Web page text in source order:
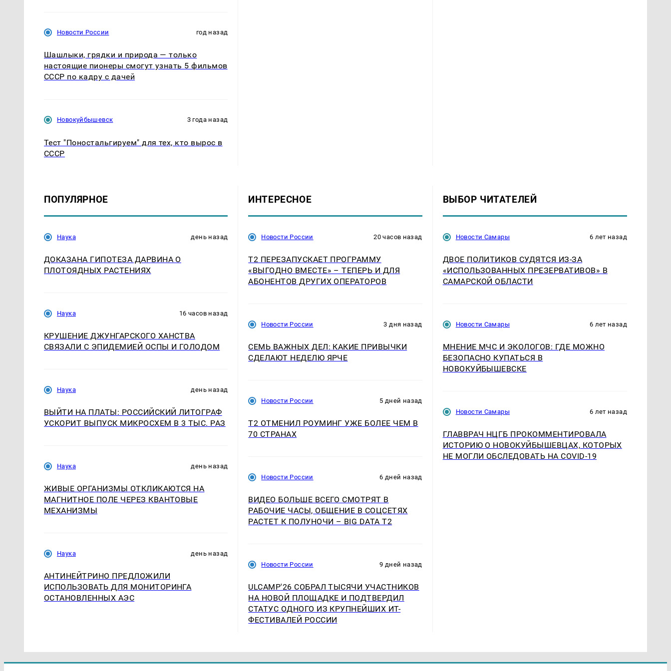
Новости России год назад
Шашлыки, грядки и природа — только
настоящие пионеры смогут узнать 5 фильмов
СССР по кадру с дачей
Новокуйбышевск 3 года назад
Тест "Поностальгируем" для тех, кто вырос в
СССР
ПОПУЛЯРНОЕ
Наука день назад
ДОКАЗАНА ГИПОТЕЗА ДАРВИНА О
ПЛОТОЯДНЫХ РАСТЕНИЯХ
Наука 16 часов назад
КРУШЕНИЕ ДЖУНГАРСКОГО ХАНСТВА
СВЯЗАЛИ С ЭПИДЕМИЕЙ ОСПЫ И ГОЛОДОМ
Наука день назад
ВЫЙТИ НА ПЛАТЫ: РОССИЙСКИЙ ЛИТОГРАФ
УСКОРИТ ВЫПУСК МИКРОСХЕМ В 3 ТЫС. РАЗ
Наука день назад
ЖИВЫЕ ОРГАНИЗМЫ ОТКЛИКАЮТСЯ НА
МАГНИТНОЕ ПОЛЕ ЧЕРЕЗ КВАНТОВЫЕ
МЕХАНИЗМЫ
Наука день назад
АНТИНЕЙТРИНО ПРЕДЛОЖИЛИ
ИСПОЛЬЗОВАТЬ ДЛЯ МОНИТОРИНГА
ОСТАНОВЛЕННЫХ АЭС
ИНТЕРЕСНОЕ
Новости России 20 часов назад
Т2 ПЕРЕЗАПУСКАЕТ ПРОГРАММУ
«ВЫГОДНО ВМЕСТЕ» – ТЕПЕРЬ И ДЛЯ
АБОНЕНТОВ ДРУГИХ ОПЕРАТОРОВ
Новости России 3 дня назад
СЕМЬ ВАЖНЫХ ДЕЛ: КАКИЕ ПРИВЫЧКИ
СДЕЛАЮТ НЕДЕЛЮ ЯРЧЕ
Новости России 5 дней назад
Т2 ОТМЕНИЛ РОУМИНГ УЖЕ БОЛЕЕ ЧЕМ В
70 СТРАНАХ
Новости России 6 дней назад
ВИДЕО БОЛЬШЕ ВСЕГО СМОТРЯТ В
РАБОЧИЕ ЧАСЫ, ОБЩЕНИЕ В СОЦСЕТЯХ
РАСТЕТ К ПОЛУНОЧИ – BIG DATA T2
Новости России 9 дней назад
ULCAMP'26 СОБРАЛ ТЫСЯЧИ УЧАСТНИКОВ
НА НОВОЙ ПЛОЩАДКЕ И ПОДТВЕРДИЛ
СТАТУС ОДНОГО ИЗ КРУПНЕЙШИХ ИТ-
ФЕСТИВАЛЕЙ РОССИИ
ВЫБОР ЧИТАТЕЛЕЙ
Новости Самары 6 лет назад
ДВОЕ ПОЛИТИКОВ СУДЯТСЯ ИЗ-ЗА
«ИСПОЛЬЗОВАННЫХ ПРЕЗЕРВАТИВОВ» В
САМАРСКОЙ ОБЛАСТИ
Новости Самары 6 лет назад
МНЕНИЕ МЧС И ЭКОЛОГОВ: ГДЕ МОЖНО
БЕЗОПАСНО КУПАТЬСЯ В
НОВОКУЙБЫШЕВСКЕ
Новости Самары 6 лет назад
ГЛАВВРАЧ НЦГБ ПРОКОММЕНТИРОВАЛА
ИСТОРИЮ О НОВОКУЙБЫШЕВЦАХ, КОТОРЫХ
НЕ МОГЛИ ОБСЛЕДОВАТЬ НА COVID-19